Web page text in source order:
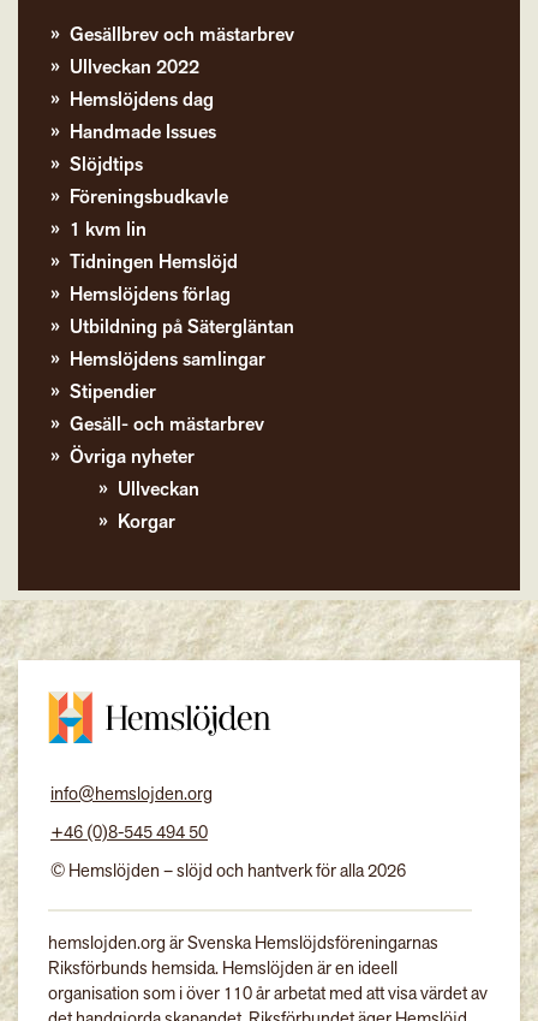
Gesällbrev och mästarbrev
Ullveckan 2022
Hemslöjdens dag
Handmade Issues
Slöjdtips
Föreningsbudkavle
1 kvm lin
Tidningen Hemslöjd
Hemslöjdens förlag
Utbildning på Sätergläntan
Hemslöjdens samlingar
Stipendier
Gesäll- och mästarbrev
Övriga nyheter
Ullveckan
Korgar
info@hemslojden.org
+46 (0)8-545 494 50
© Hemslöjden – slöjd och hantverk för alla 2026
hemslojden.org är Svenska Hemslöjdsföreningarnas
Riksförbunds hemsida. Hemslöjden är en ideell
organisation som i över 110 år arbetat med att visa värdet av